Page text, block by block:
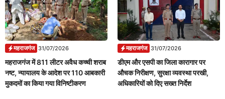
महराजगंज 31/07/2026
महराजगंज में 811 लीटर अवैध कच्ची शराब
नष्ट, न्यायालय के आदेश पर 110 आबकारी
मुकदमों का किया गया विनिष्टीकरण
महराजगंज 31/07/2026
डीएम और एसपी का जिला कारागार पर
औचक निरीक्षण, सुरक्षा व्यवस्था परखी,
अधिकारियों को दिए सख्त निर्देश